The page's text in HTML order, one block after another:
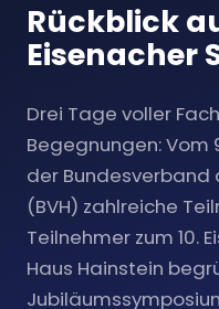
Rückblick
Eisenacher
Drei Tage voller
Begegnungen: Vom
der Bundesverband
(BVH) zahlreiche
Teilnehmer zum 10.
Haus Hainstein